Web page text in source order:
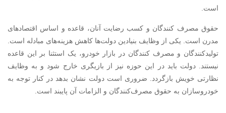
است.
حقوق مصرف کنندگان و کسب رضایت آنان، قاعده و اساس اقتصادهای
مدرن است. یکی از وظایف بنیادین دولت‌ها کاهش هزینه‌های مبادله است.
تولیدکنندگان و مصرف کنندگان در بازار خودرو، یک استثنا بر این قاعده
نیستند. دولت باید در این حوزه نیز از بازیگری خارج شود و به وظایف
نظارتی خویش بازگردد. ضروری است دولت نشان بدهد در کنار توجه به
خودروسازان به حقوق مصرف‌کنندگان و الزامات آن پایبند است.